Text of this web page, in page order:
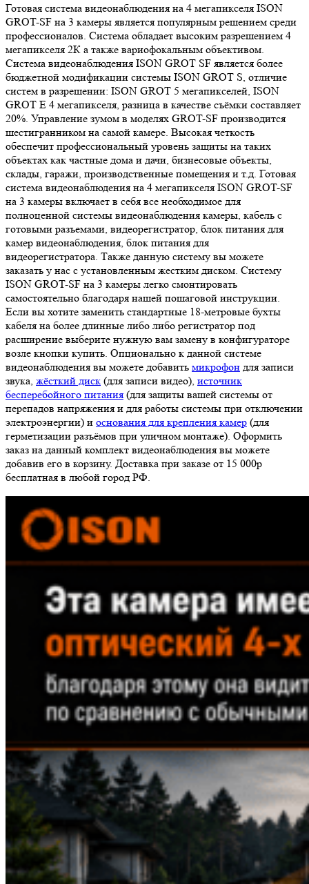
Готовая система видеонаблюдения на 4 мегапикселя ISON
GROT-SF на 3 камеры является популярным решением среди
профессионалов. Система обладает высоким разрешением 4
мегапикселя 2К а также вариофокальным объективом.
Система видеонаблюдения ISON GROT SF является более
бюджетной модификации системы ISON GROT S, отличие
систем в разрешении: ISON GROT 5 мегапикселей, ISON
GROT E 4 мегапикселя, разница в качестве съёмки составляет
20%. Управление зумом в моделях GROT-SF производится
шестигранником на самой камере. Высокая четкость
обеспечит профессиональный уровень защиты на таких
объектах как частные дома и дачи, бизнесовые объекты,
склады, гаражи, производственные помещения и т.д. Готовая
система видеонаблюдения на 4 мегапикселя ISON GROT-SF
на 3 камеры включает в себя все необходимое для
полноценной системы видеонаблюдения камеры, кабель с
готовыми разъемами, видеорегистратор, блок питания для
камер видеонаблюдения, блок питания для
видеорегистратора. Также данную систему вы можете
заказать у нас с установленным жестким диском. Систему
ISON GROT-SF на 3 камеры легко смонтировать
самостоятельно благодаря нашей пошаговой инструкции.
Если вы хотите заменить стандартные 18-метровые бухты
кабеля на более длинные либо либо регистратор под
расширение выберите нужную вам замену в конфигураторе
возле кнопки купить. Опционально к данной системе
видеонаблюдения вы можете добавить микрофон для записи
звука, жёсткий диск (для записи видео), источник
бесперебойного питания (для защиты вашей системы от
перепадов напряжения и для работы системы при отключении
электроэнергии) и основания для крепления камер (для
герметизации разъёмов при уличном монтаже). Оформить
заказ на данный комплект видеонаблюдения вы можете
добавив его в корзину. Доставка при заказе от 15 000р
бесплатная в любой город РФ.